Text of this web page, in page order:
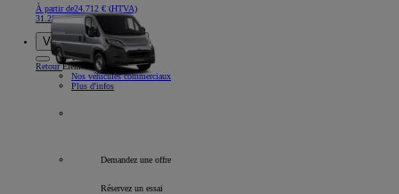
À partir de24.712 € (HTVA)
31.282 €
Voitures de société
RetourÉlément
Nos véhicules commerciaux
Plus d'infos
Demandez une offre
Réservez un essai